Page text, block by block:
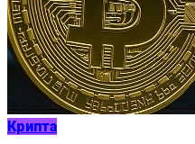
Крипта